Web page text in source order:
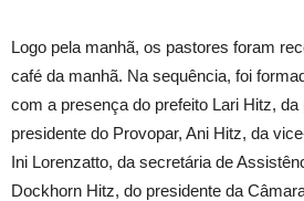
Logo pela manhã, os pastores foram
café da manhã. Na sequência, foi
com a presença do prefeito Lari Hitz,
presidente do Provopar, Ani Hitz, da
Ini Lorenzatto, da secretária de
Dockhorn Hitz, do presidente da